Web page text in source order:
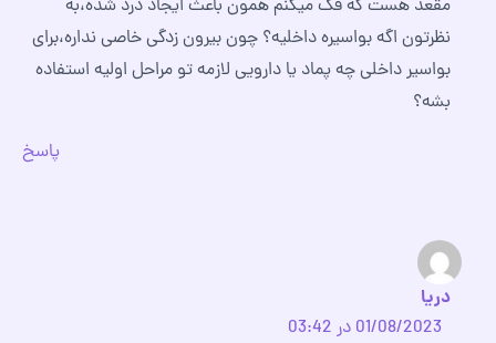
مقعد هست که فک میکنم همون باعث ایجاد درد شده،به
نظرتون اگه بواسیره داخلیه؟ چون بیرون زدگی خاصی نداره،برای
بواسیر داخلی چه پماد یا دارویی لازمه تو مراحل اولیه استفاده
بشه؟
پاسخ
دریا
01/08/2023 در 03:42